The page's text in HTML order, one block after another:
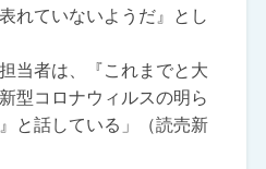
れていないようだ』とし
当者は、『これまでと大
型コロナウィルスの明ら
と話している」（読売新